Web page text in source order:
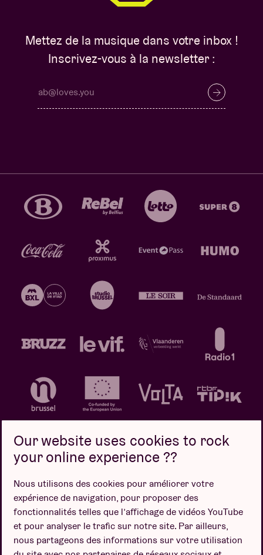
Mettez de la musique dans votre inbox !
Inscrivez-vous à la newsletter :
Politique de confidentialité
Politique de cookies
Conditions de vente
Design par
Our website uses cookies to rock
your online experience ??
Nous utilisons des cookies pour améliorer votre
expérience de navigation, pour proposer des
fonctionnalités telles que l’affichage de vidéos YouTube
et pour analyser le trafic sur notre site. Par ailleurs,
nous partageons des informations sur votre utilisation